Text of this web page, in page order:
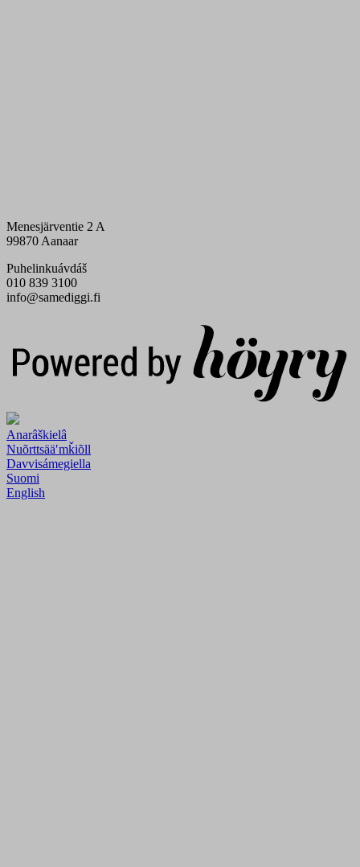
Menesjärventie 2 A
99870 Aanaar
Puhelinkuávdáš
010 839 3100
info@samediggi.fi
Anarâškielâ
Nuõrttsääʹmǩiõll
Davvisámegiella
Suomi
English